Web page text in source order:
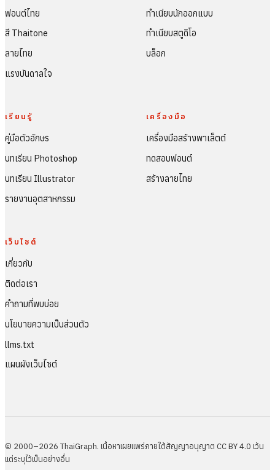
ฟอนต์ไทย
สี Thaitone
ลายไทย
แรงบันดาลใจ
ทำเนียบนักออกแบบ
ทำเนียบสตูดิโอ
บล็อก
เรียนรู้
คู่มือตัวอักษร
บทเรียน Photoshop
บทเรียน Illustrator
รายงานอุตสาหกรรม
เครื่องมือ
เครื่องมือสร้างพาเล็ตต์
ทดสอบฟอนต์
สร้างลายไทย
เว็บไซต์
เกี่ยวกับ
ติดต่อเรา
คำถามที่พบบ่อย
นโยบายความเป็นส่วนตัว
llms.txt
แผนผังเว็บไซต์
© 2000–2026 ThaiGraph. เนื้อหาเผยแพร่ภายใต้สัญญาอนุญาต CC BY 4.0 เว้น
แต่ระบุไว้เป็นอย่างอื่น